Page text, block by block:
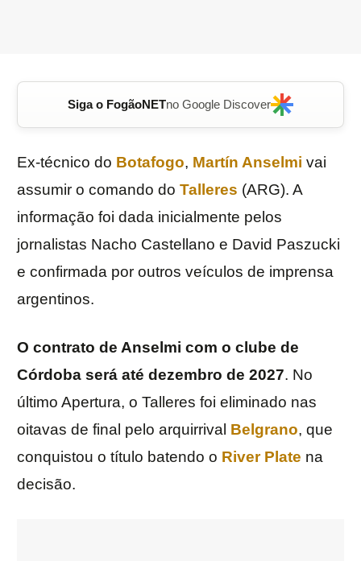
Siga o FogãoNETno Google Discover
Ex-técnico do Botafogo, Martín Anselmi vai
assumir o comando do Talleres (ARG). A
informação foi dada inicialmente pelos
jornalistas Nacho Castellano e David Paszucki
e confirmada por outros veículos de imprensa
argentinos.
O contrato de Anselmi com o clube de
Córdoba será até dezembro de 2027. No
último Apertura, o Talleres foi eliminado nas
oitavas de final pelo arquirrival Belgrano, que
conquistou o título batendo o River Plate na
decisão.